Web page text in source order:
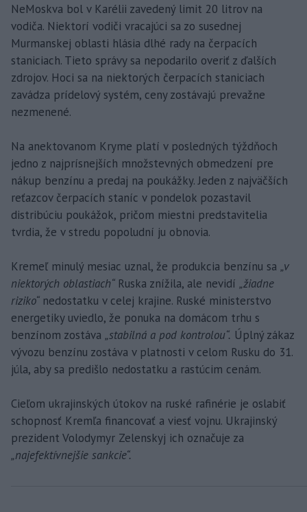
NeMoskva bol v Karélii zavedený limit 20 litrov na
vodiča. Niektorí vodiči vracajúci sa zo susednej
Murmanskej oblasti hlásia dlhé rady na čerpacích
staniciach. Tieto správy sa nepodarilo overiť z ďalších
zdrojov. Hoci sa na niektorých čerpacích staniciach
zavádza prídelový systém, ceny zostávajú prevažne
nezmenené.
Na anektovanom Kryme platí v posledných týždňoch
jedno z najprísnejších množstevných obmedzení pre
nákup benzínu a predaj na poukážky. Jeden z najväčších
reťazcov čerpacích staníc v pondelok pozastavil
distribúciu poukážok, pričom miestni predstavitelia
tvrdia, že v stredu popoludní ju obnovia.
Kremeľ minulý mesiac uznal, že produkcia benzínu sa „v
niektorých oblastiach“ Ruska znížila, ale nevidí „žiadne
riziko“ nedostatku v celej krajine. Ruské ministerstvo
energetiky uviedlo, že ponuka na domácom trhu s
benzínom zostáva „stabilná a pod kontrolou“. Úplný zákaz
vývozu benzínu zostáva v platnosti v celom Rusku do 31.
júla, aby sa predišlo nedostatku a rastúcim cenám.
Cieľom ukrajinských útokov na ruské rafinérie je oslabiť
schopnosť Kremľa financovať a viesť vojnu. Ukrajinský
prezident Volodymyr Zelenskyj ich označuje za
„najefektívnejšie sankcie“.